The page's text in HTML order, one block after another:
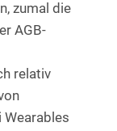
zumal die
AGB-
relativ
Wearables